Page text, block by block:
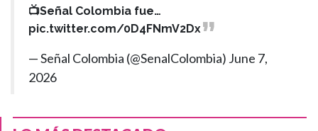
📺Señal Colombia fue…
pic.twitter.com/0D4FNmV2Dx
— Señal Colombia (@SenalColombia) June 7,
2026